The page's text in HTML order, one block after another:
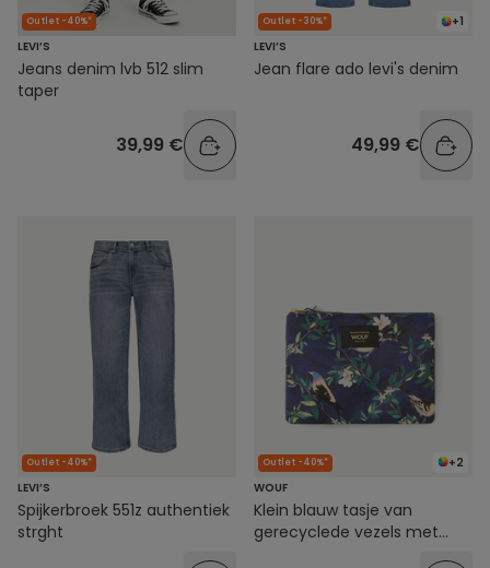
Outlet -40%*
LEVI’S
Jeans denim lvb 512 slim
taper
39,99 €
+1
Outlet -30%*
LEVI’S
Jean flare ado levi's denim
49,99 €
Outlet -40%*
LEVI’S
Spijkerbroek 551z authentiek
strght
+2
Outlet -40%*
WOUF
Klein blauw tasje van
gerecyclede vezels met